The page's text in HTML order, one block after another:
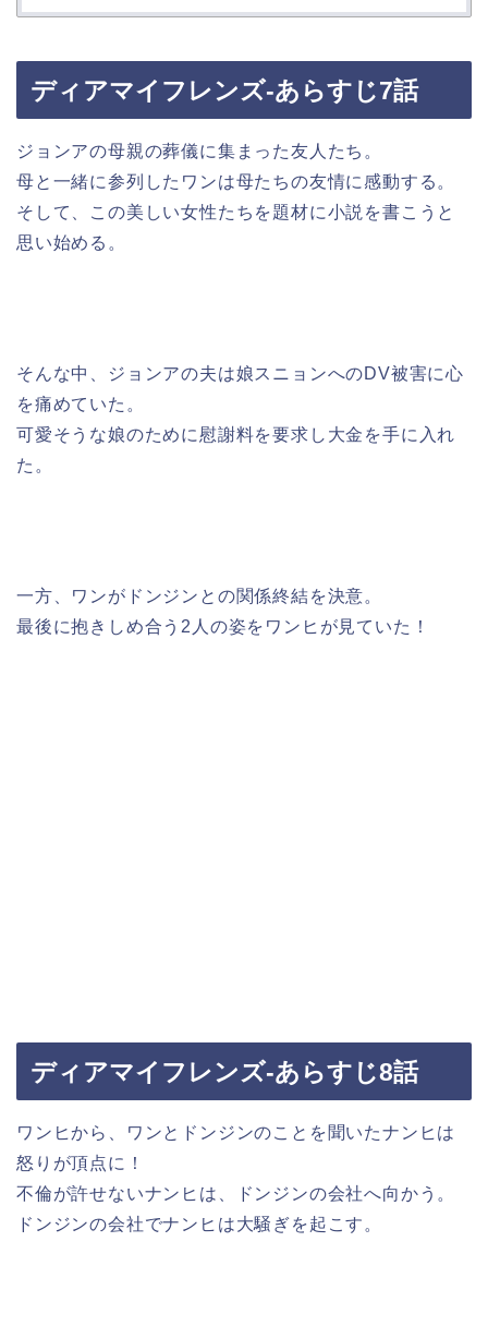
ディアマイフレンズ-あらすじ7話
ジョンアの母親の葬儀に集まった友人たち。
母と一緒に参列したワンは母たちの友情に感動する。
そして、この美しい女性たちを題材に小説を書こうと
思い始める。
そんな中、ジョンアの夫は娘スニョンへのDV被害に心
を痛めていた。
可愛そうな娘のために慰謝料を要求し大金を手に入れ
た。
一方、ワンがドンジンとの関係終結を決意。
最後に抱きしめ合う2人の姿をワンヒが見ていた！
ディアマイフレンズ-あらすじ8話
ワンヒから、ワンとドンジンのことを聞いたナンヒは
怒りが頂点に！
不倫が許せないナンヒは、ドンジンの会社へ向かう。
ドンジンの会社でナンヒは大騒ぎを起こす。